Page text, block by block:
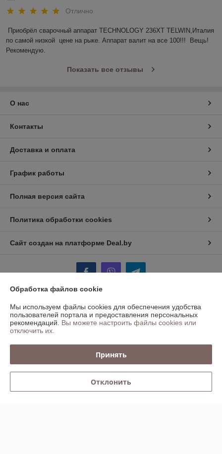
Отлично
Приобрёл сварочный аппарат TECHNOLOGY 236ХТ TELWIN,Италия
по самой низкой  цене на рыке. Аппарат валит на все 100!!!  Вещь!
Рекомендую.
Показать все отзывы
О нас
Контакты
Доставка и оплата
График работы
Полная версия сайта
Политика обработки cookies
Сайт создан на платформе Deal.by
Информация для покупателя
Юридическое лицо:ООО "БАЛТСВАРКА ГРУПП"
Минск, ул.Инженерная,1Б, каб 208
УНП: 191310955
Регистрационный орган: Минский Горисполком
Обработка файлов cookie
Мы используем файлы cookies для обеспечения удобства
пользователей портала и предоставления персональных
рекомендаций. Вы можете настроить файлы cookies или
отключить их.
Принять
Отклонить